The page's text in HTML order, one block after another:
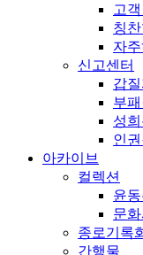
고
칭
자
신고센터
갑
부
성
인
아카이브
컬렉션
윤
문
종로기록
간행물